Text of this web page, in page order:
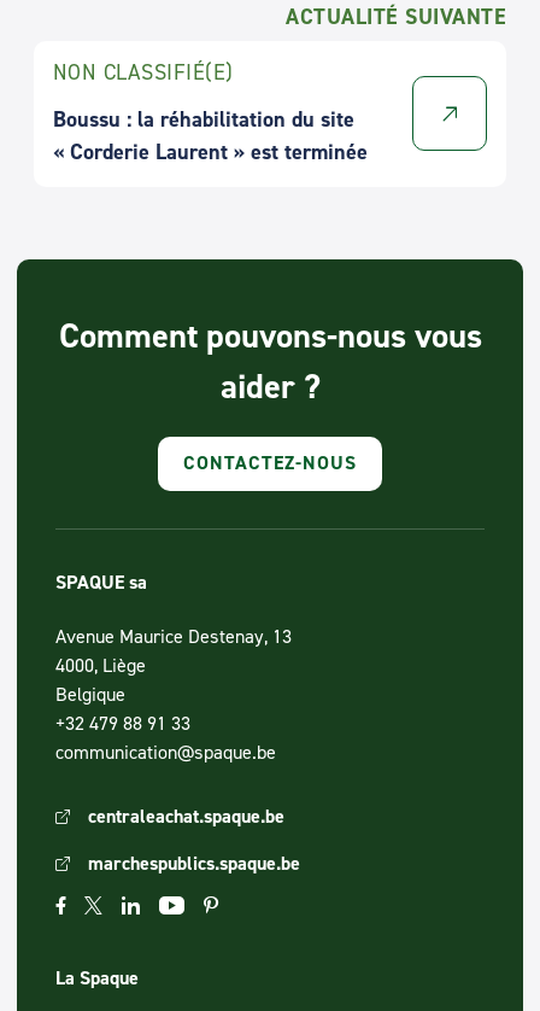
ACTUALITÉ SUIVANTE
NON CLASSIFIÉ(E)
Boussu : la réhabilitation du site
« Corderie Laurent » est terminée
Comment pouvons-nous vous
aider ?
CONTACTEZ-NOUS
SPAQUE sa
Avenue Maurice Destenay, 13
4000, Liège
Belgique
+32 479 88 91 33
communication@spaque.be
centraleachat.spaque.be
marchespublics.spaque.be
La Spaque